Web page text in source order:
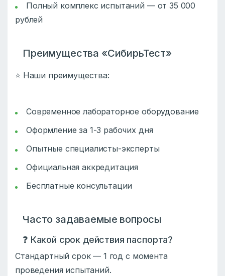
Полный комплекс испытаний — от 35 000
рублей
Преимущества «СибирьТест»
⭐ Наши преимущества:
Современное лабораторное оборудование
Оформление за 1-3 рабочих дня
Опытные специалисты-эксперты
Официальная аккредитация
Бесплатные консультации
Часто задаваемые вопросы
❓ Какой срок действия паспорта?
Стандартный срок — 1 год с момента
проведения испытаний.